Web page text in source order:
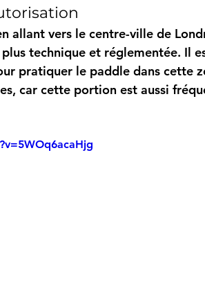
allant vers le centre-ville de
technique et réglementée. Il
pratiquer le paddle dans cette
car cette portion est aussi